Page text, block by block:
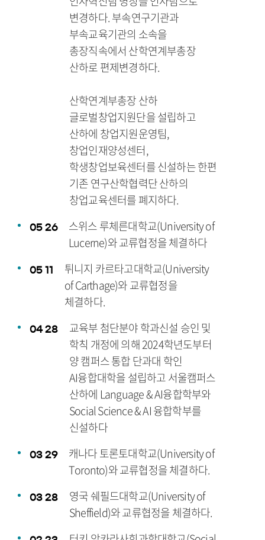
변경하다. 부속연구기관과
부속교육기관의 소속을
총장직속에서 산학연계부총장
산하로 편제변경하다.
산학연계부총장 산하
글로벌창업지원단을 설립하고
산하에 창업지원운영팀,
창업인재양성센터,
학생창업보육센터를 신설하는 한편
기존 연구산학협력단 산하의
창업교육센터를 폐지하다.
05 26
스위스 루체른대학교(University of
Lucerne)와 교류협정을 체결하다
05 11
튀니지 카르타고대학교(University
of Carthage)와 교류협정을
체결하다.
0428
교육부 첨단분야 학과신설 승인 및
학칙 개정에 의해 2024학년도부터
양 캠퍼스 통합 단과대 학인
AI융합대학을 설립하고 서울캠퍼스
산하에 Language & AI융합학부와
Social Science & AI 융합학부를
신설하다
03 29
캐나다 토론토대학교(University of
Toronto)와 교류협정을 체결하다.
03 28
영국 쉐필드대학교(University of
Sheffield)와 교류협정을 체결하다.